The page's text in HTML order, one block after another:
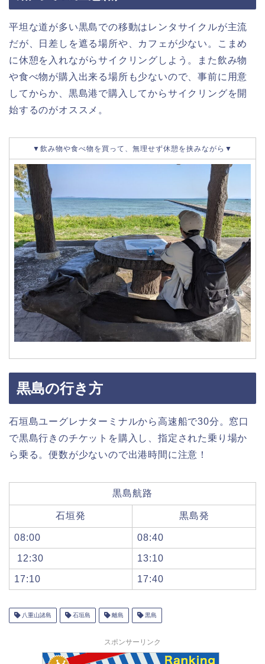
平坦な道が多い黒島での移動はレンタサイクルが主流
だが、日差しを遮る場所や、カフェが少ない。こまめ
に休憩を入れながらサイクリングしよう。また飲み物
や食べ物が購入出来る場所も少ないので、事前に用意
してからか、黒島港で購入してからサイクリングを開
始するのがオススメ。
▼飲み物や食べ物を買って、無理せず休憩を挟みながら▼
黒島の行き方
石垣島ユーグレナターミナルから高速船で30分。窓口
で黒島行きのチケットを購入し、指定された乗り場か
ら乗る。便数が少ないので出港時間に注意！
黒島航路
石垣発 黒島発
08:00 08:40
12:30 13:10
17:10 17:40
八重山諸島 石垣島 離島 黒島
スポンサーリンク